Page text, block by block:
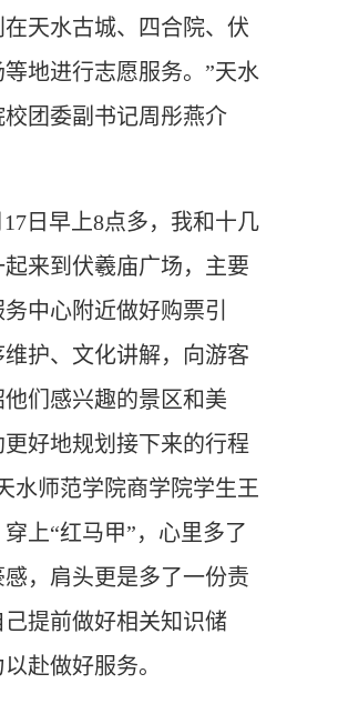
天水古城、四合院、伏
地进行志愿服务。”天水
校团委副书记周彤燕介
日早上8点多，我和十几
起来到伏羲庙广场，主要
中心附近做好购票引
维护、文化讲解，向游客
们感兴趣的景区和美
更好地规划接下来的行程
水师范学院商学院学生王
上“红马甲”，心里多了
，肩头更是多了一份责
提前做好相关知识储
赴做好服务。